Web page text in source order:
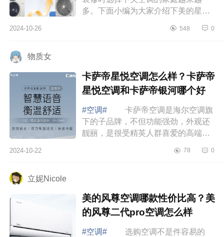
多。下面小编为大家介绍下美的星光
家哪个好 美的星光pro是杂牌子
2024-10-26 548 0
物质女
卡萨帝星悦空调怎么样？卡萨帝
星悦空调和卡萨帝银河哪个好
#空调#
卡萨帝空调是海尔空调旗
下的子品牌，不但功能强劲，外观还
靓丽，是很受精英人群喜爱的高端空
帝星悦空调怎么样？卡萨帝星悦空调
2024-10-22 78 0
立妮Nicole
美的风尊空调哪款性价比高？美
的风尊二代pro空调怎么样
#空调#
选购空调不是件容易的